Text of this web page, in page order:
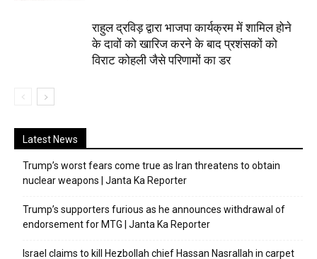
राहुल द्रविड़ द्वारा भाजपा कार्यक्रम में शामिल होने
के दावों को खारिज करने के बाद प्रशंसकों को
विराट कोहली जैसे परिणामों का डर
Latest News
Trump’s worst fears come true as Iran threatens to obtain
nuclear weapons | Janta Ka Reporter
Trump’s supporters furious as he announces withdrawal of
endorsement for MTG | Janta Ka Reporter
Israel claims to kill Hezbollah chief Hassan Nasrallah in carpet